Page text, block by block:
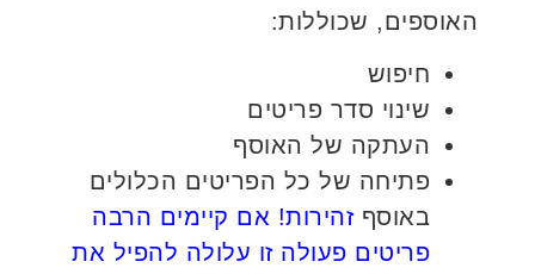
האוספים, שכוללות:
חיפוש
שינוי סדר פריטים
העתקה של האוסף
פתיחה של כל הפריטים הכלולים
באוסףזהירות! אם קיימים הרבה
פריטים פעולה זו עלולה להפיל את